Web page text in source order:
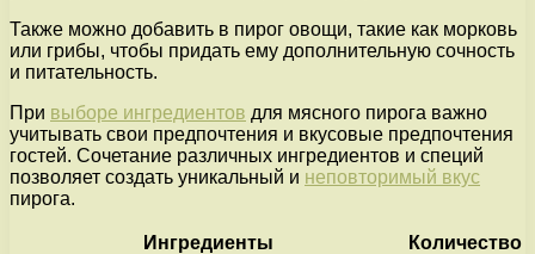
Также можно добавить в пирог овощи, такие как морковь
или грибы, чтобы придать ему дополнительную сочность
и питательность.
При выборе ингредиентов для мясного пирога важно
учитывать свои предпочтения и вкусовые предпочтения
гостей. Сочетание различных ингредиентов и специй
позволяет создать уникальный и неповторимый вкус
пирога.
Ингредиенты
Количество